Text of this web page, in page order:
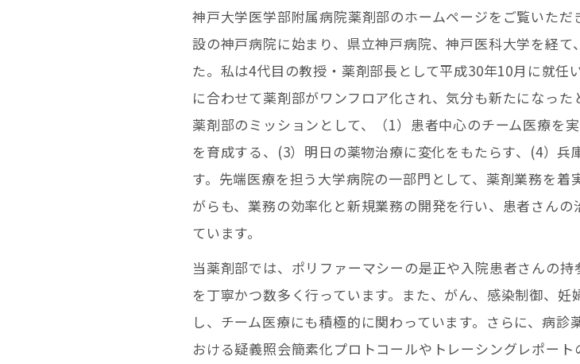
神戸大学医学部附属病院薬剤部のホームページをご覧いた
設の神戸病院に始まり、県立神戸病院、神戸医科大学を経
た。私は4代目の教授・薬剤部長として平成30年10月に就
に合わせて薬剤部がワンフロア化され、気分も新たになった
薬剤部のミッションとして、（1）患者中心のチーム医療を
を育成する、(3）明日の薬物治療に変化をもたらす、(4）
す。先端医療を担う大学病院の一部門として、薬剤業務を
がらも、業務の効率化と新規業務の開発を行い、患者さん
ています。
当薬剤部では、ポリファーマシーの是正や入院患者さんの
を丁寧かつ数多く行っています。また、がん、感染制御、
し、チーム医療にも積極的に関わっています。さらに、病
おける疑義照会簡素化プロトコールやトレーシングレポー